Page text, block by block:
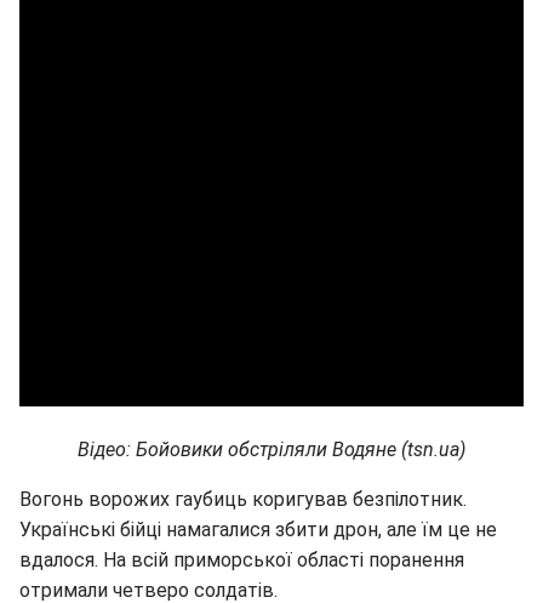
Відео: Бойовики обстріляли Водяне (tsn.ua)
Вогонь ворожих гаубиць коригував безпілотник.
Українські бійці намагалися збити дрон, але їм це не
вдалося. На всій приморської області поранення
отримали четверо солдатів.